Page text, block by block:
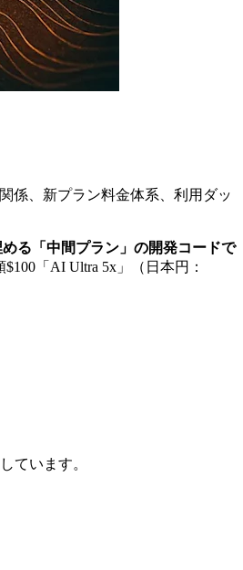
係、新プラン料金体系、利用ダッ
る「中間プラン」の開発コードで
「AI Ultra 5x」（日本円：
ています。